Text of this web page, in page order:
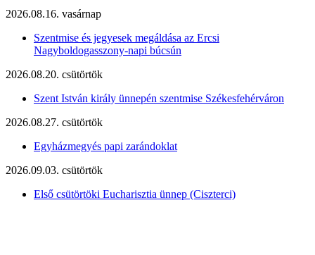
2026.08.16. vasárnap
Szentmise és jegyesek megáldása az Ercsi
Nagyboldogasszony-napi búcsún
2026.08.20. csütörtök
Szent István király ünnepén szentmise Székesfehérváron
2026.08.27. csütörtök
Egyházmegyés papi zarándoklat
2026.09.03. csütörtök
Első csütörtöki Eucharisztia ünnep (Ciszterci)